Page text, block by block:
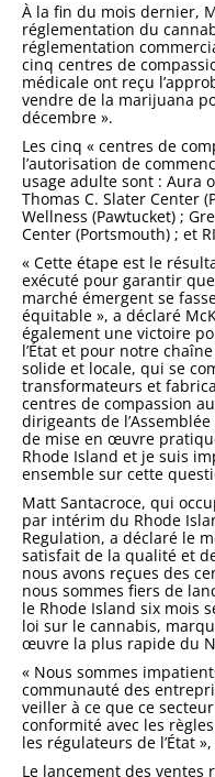
À la fin du mois dernier,
réglementation du
réglementation
cinq centres de
médicale ont reçu
vendre de la marijuana
décembre ».
Les cinq « centres de
l’autorisation de
usage adulte sont : Aura
Thomas C. Slater Center
Wellness (Pawtucket) ;
Center (Portsmouth) ; et
« Cette étape est le
exécuté pour garantir
marché émergent se
équitable », a déclaré
également une victoire
l’État et pour notre
solide et locale, qui se
transformateurs et
centres de compassion
dirigeants de
de mise en œuvre
Rhode Island et je suis
ensemble sur cette
Matt Santacroce, qui
par intérim du Rhode
Regulation, a déclaré le
satisfait de la qualité et
nous avons reçues des
nous sommes fiers de
le Rhode Island six mois
loi sur le cannabis,
œuvre la plus rapide du
« Nous sommes
communauté des
veiller à ce que ce
conformité avec les
les régulateurs de l’État
Le lancement des ventes